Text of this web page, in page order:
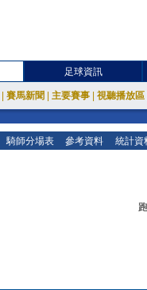
足球資訊
賽馬新聞 主要賽事 視聽播放區
騎師分場表 參考資料 統計資